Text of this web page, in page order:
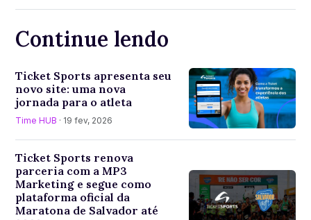
Continue lendo
Ticket Sports apresenta seu
novo site: uma nova
jornada para o atleta
Time HUB · 19 fev, 2026
Ticket Sports renova
parceria com a MP3
Marketing e segue como
plataforma oficial da
Maratona de Salvador até